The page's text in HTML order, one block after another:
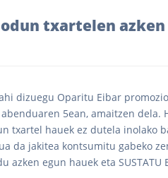
txartelen
dizuegu Oparitu Eibar
5ean, amaitzen
txartel hauek ez dutela inolako
da jakitea kontsumitu gabeko
azken egun hauek eta SUSTATU